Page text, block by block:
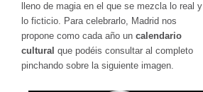
lleno de magia en el que se mezcla lo real y
lo ficticio. Para celebrarlo, Madrid nos
propone como cada año un calendario
cultural que podéis consultar al completo
pinchando sobre la siguiente imagen.